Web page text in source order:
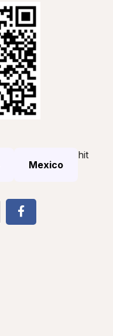
Mexico
hit